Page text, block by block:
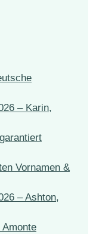
– Karin,
Vornamen &
– Ashton,